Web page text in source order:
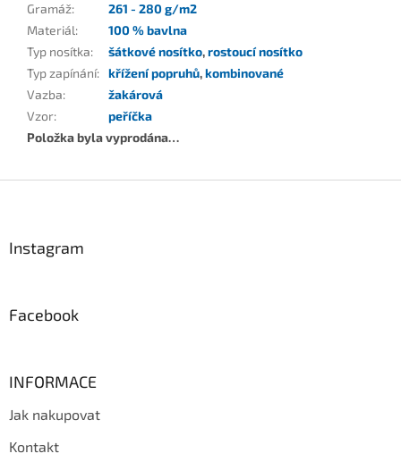
Gramáž:
261 - 280 g/m2
Materiál:
100 % bavlna
Typ nosítka: šátkové nosítko,rostoucí nosítko
Typ zapínání: křížení popruhů,kombinované
Vazba:
žakárová
Vzor:
peříčka
Položka byla vyprodána…
Instagram
Facebook
INFORMACE
Jak nakupovat
Kontakt